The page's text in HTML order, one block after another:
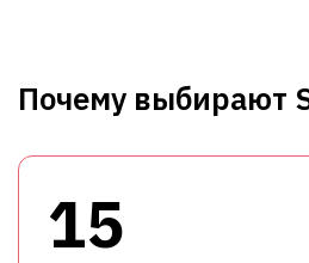
Почему выбирают
15